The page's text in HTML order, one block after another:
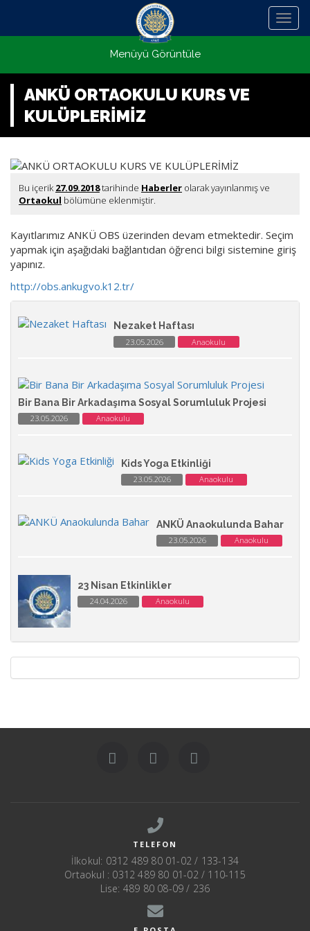
Menü
Menüyü Görüntüle
ANKÜ ORTAOKULU KURS VE
KULÜPLERİMİZ
Bu içerik27.09.2018tarihinde Haberler olarak yayınlanmış ve
Ortaokul bölümüne eklenmiştir.
Kayıtlarımız ANKÜ OBS üzerinden devam etmektedir. Seçim
yapmak için aşağıdaki bağlantıdan öğrenci bilgi sistemine giriş
yapınız.
http://obs.ankugvo.k12.tr/
Nezaket Haftası
23.05.2026 Anaokulu
Bir Bana Bir Arkadaşıma Sosyal Sorumluluk Projesi
23.05.2026 Anaokulu
Kids Yoga Etkinliği
23.05.2026 Anaokulu
ANKÜ Anaokulunda Bahar
23.05.2026 Anaokulu
23 Nisan Etkinlikler
24.04.2026 Anaokulu
TELEFON
İlkokul: 0312 489 80 01-02 / 133-134
Ortaokul : 0312 489 80 01-02 / 110-115
Lise: 489 80 08-09 / 236